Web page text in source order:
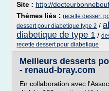
Site : http://
Thèmes liés : recette dessert
dessert pour diabetique type 2 /
diabetique de type 1 /
recette dessert pour diabetique
Meilleurs desserts
- renaud-bray.com
En collaboration avec